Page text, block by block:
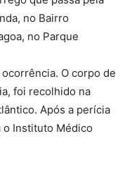
no Bairro
no Parque
O corpo de
foi recolhido na
Após a perícia
o Instituto Médico